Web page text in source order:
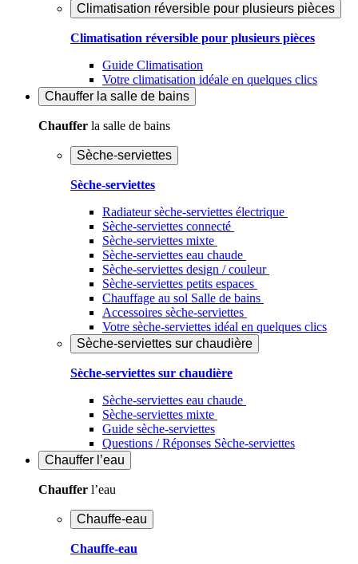
Climatisation réversible pour plusieurs pièces
Climatisation réversible pour plusieurs pièces
Guide Climatisation
Votre climatisation idéale en quelques clics
Chauffer la salle de bains
Chauffer la salle de bains
Sèche-serviettes
Sèche-serviettes
Radiateur sèche-serviettes électrique
Sèche-serviettes connecté
Sèche-serviettes mixte
Sèche-serviettes eau chaude
Sèche-serviettes design / couleur
Sèche-serviettes petits espaces
Chauffage au sol Salle de bains
Accessoires sèche-serviettes
Votre sèche-serviettes idéal en quelques clics
Sèche-serviettes sur chaudière
Sèche-serviettes sur chaudière
Sèche-serviettes eau chaude
Sèche-serviettes mixte
Guide sèche-serviettes
Questions / Réponses Sèche-serviettes
Chauffer l’eau
Chauffer l’eau
Chauffe-eau
Chauffe-eau